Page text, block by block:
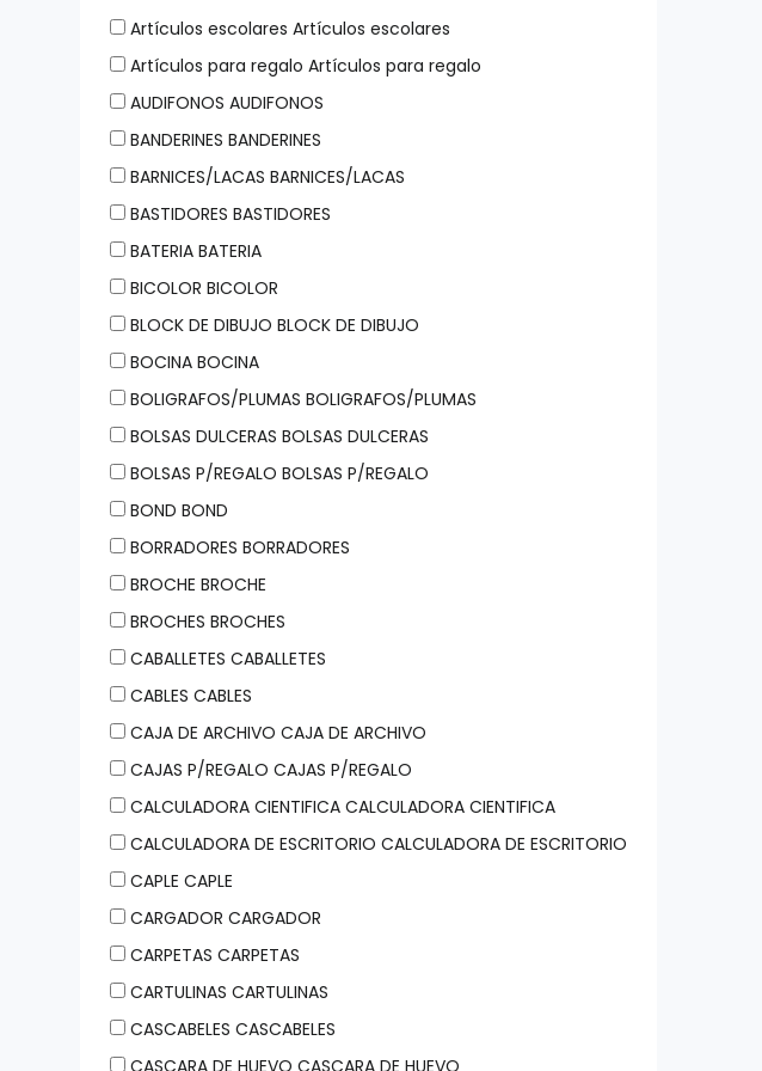
Artículos escolares Artículos escolares
Artículos para regalo Artículos para regalo
AUDIFONOS AUDIFONOS
BANDERINES BANDERINES
BARNICES/LACAS BARNICES/LACAS
BASTIDORES BASTIDORES
BATERIA BATERIA
BICOLOR BICOLOR
BLOCK DE DIBUJO BLOCK DE DIBUJO
BOCINA BOCINA
BOLIGRAFOS/PLUMAS BOLIGRAFOS/PLUMAS
BOLSAS DULCERAS BOLSAS DULCERAS
BOLSAS P/REGALO BOLSAS P/REGALO
BOND BOND
BORRADORES BORRADORES
BROCHE BROCHE
BROCHES BROCHES
CABALLETES CABALLETES
CABLES CABLES
CAJA DE ARCHIVO CAJA DE ARCHIVO
CAJAS P/REGALO CAJAS P/REGALO
CALCULADORA CIENTIFICA CALCULADORA CIENTIFICA
CALCULADORA DE ESCRITORIO CALCULADORA DE ESCRITORIO
CAPLE CAPLE
CARGADOR CARGADOR
CARPETAS CARPETAS
CARTULINAS CARTULINAS
CASCABELES CASCABELES
CASCARA DE HUEVO CASCARA DE HUEVO